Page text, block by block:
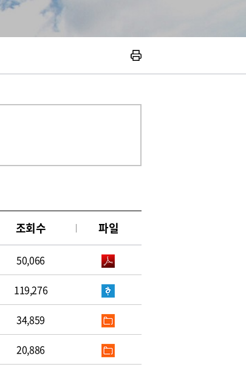
조회수 파일
50,066
119,276
34,859
20,886